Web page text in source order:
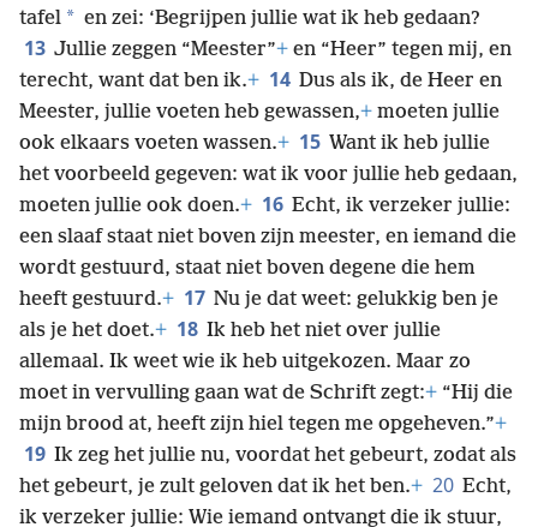
tafel * en zei: ‘Begrijpen jullie wat ik heb gedaan?
13 Jullie zeggen “Meester”+ en “Heer” tegen mij, en
terecht, want dat ben ik.+ 14 Dus als ik, de Heer en
Meester, jullie voeten heb gewassen,+ moeten jullie
ook elkaars voeten wassen.+ 15 Want ik heb jullie
het voorbeeld gegeven: wat ik voor jullie heb gedaan,
moeten jullie ook doen.+ 16 Echt, ik verzeker jullie:
een slaaf staat niet boven zijn meester, en iemand die
wordt gestuurd, staat niet boven degene die hem
heeft gestuurd.+ 17 Nu je dat weet: gelukkig ben je
als je het doet.+ 18 Ik heb het niet over jullie
allemaal. Ik weet wie ik heb uitgekozen. Maar zo
moet in vervulling gaan wat de Schrift zegt:+ “Hij die
mijn brood at, heeft zijn hiel tegen me opgeheven.”+
19 Ik zeg het jullie nu, voordat het gebeurt, zodat als
het gebeurt, je zult geloven dat ik het ben.+ 20 Echt,
ik verzeker jullie: Wie iemand ontvangt die ik stuur,